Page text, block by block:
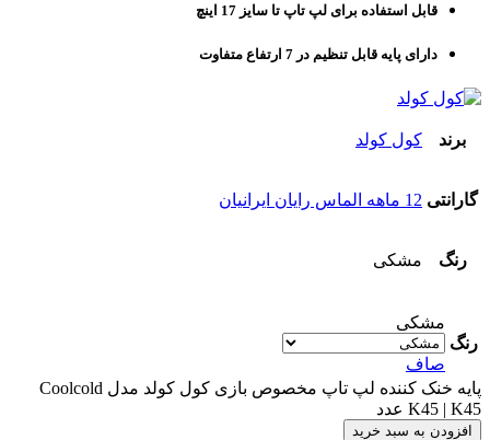
قابل استفاده برای لپ تاپ تا سایز 17 اینچ
دارای پایه قابل تنظیم در 7 ارتفاع متفاوت
برند کول کولد
گارانتی 12 ماهه الماس رایان ایرانیان
رنگ مشکی
رنگ
مشکی
صاف
پایه خنک کننده لپ تاپ مخصوص بازی کول کولد مدل Coolcold
K45 | K45 عدد
افزودن به سبد خرید